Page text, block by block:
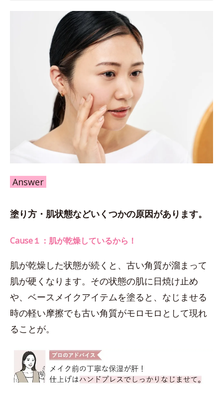
Answer
塗り方・肌状態などいくつかの原因があります。
Cause１：肌が乾燥しているから！
肌が乾燥した状態が続くと、古い角質が溜まって
肌が硬くなります。その状態の肌に日焼け止め
や、ベースメイクアイテムを塗ると、なじませる
時の軽い摩擦でも古い角質がモロモロとして現れ
ることが。